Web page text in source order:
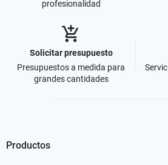
profesionalidad
add_shopping_cart
Solicitar presupuesto
Presupuestos a medida para
grandes cantidades
Productos